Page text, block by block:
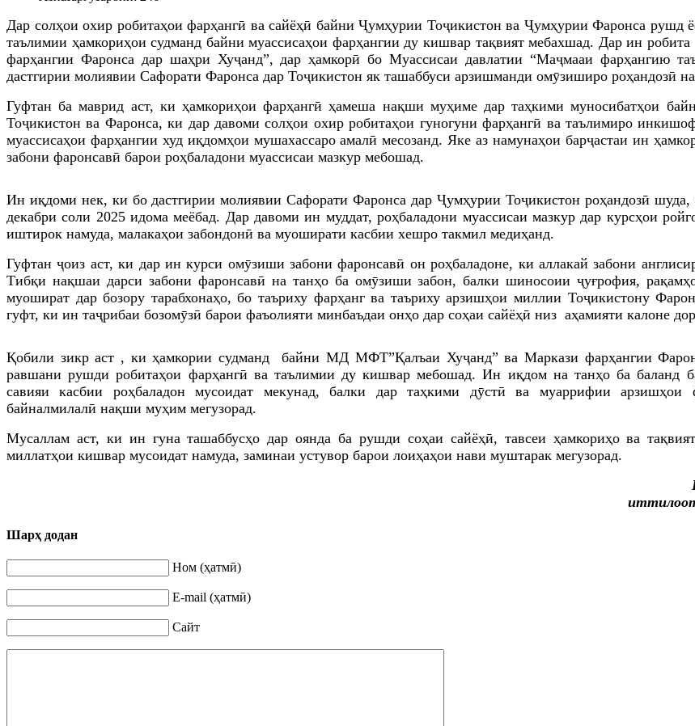
Дар солҳои охир робитаҳои фарҳангӣ ва сайёҳӣ байни Ҷумҳурии Тоҷикистон ва Ҷумҳурии Фаронса рушд
таълимии ҳамкориҳои судманд байни муассисаҳои фарҳангии ду кишвар тақвият мебахшад. Дар ин
фарҳангии Фаронса дар шаҳри Хуҷанд”, дар ҳамкорӣ бо Муассисаи давлатии “Маҷмааи фарҳангию
дастгирии молиявии Сафорати Фаронса дар Тоҷикистон як ташаббуси арзишманди омӯзиширо роҳандозӣ
Гуфтан ба маврид аст, ки ҳамкориҳои фарҳангӣ ҳамеша нақши муҳиме дар таҳкими муносибатҳои
Тоҷикистон ва Фаронса, ки дар давоми солҳои охир робитаҳои гуногуни фарҳангӣ ва таълимиро
муассисаҳои фарҳангии худ иқдомҳои мушахассаро амалӣ месозанд. Яке аз намунаҳои барҷастаи ин
забони фаронсавӣ барои роҳбаладони муассисаи мазкур мебошад.
Ин иқдоми нек, ки бо дастгирии молиявии Сафорати Фаронса дар Ҷумҳурии Тоҷикистон роҳандозӣ шуда,
декабри соли 2025 идома меёбад. Дар давоми ин муддат, роҳбаладони муассисаи мазкур дар курсҳои
иштирок намуда, малакаҳои забондонӣ ва муоширати касбии хешро такмил медиҳанд.
Гуфтан ҷоиз аст, ки дар ин курси омӯзиши забони фаронсавӣ он роҳбаладоне, ки аллакай забони
Тибқи нақшаи дарси забони фаронсавӣ на танҳо ба омӯзиши забон, балки шиносоии ҷуғрофия,
муошират дар бозору тарабхонаҳо, бо таъриху фарҳанг ва таъриху арзишҳои миллии Тоҷикистону
гуфт, ки ин таҷрибаи бозомӯзӣ барои фаъолияти минбаъдаи онҳо дар соҳаи сайёҳӣ низ аҳамияти калоне
Қобили зикр аст , ки ҳамкории судманд байни МД МФТ”Қалъаи Хуҷанд” ва Маркази фарҳангии
равшани рушди робитаҳои фарҳангӣ ва таълимии ду кишвар мебошад. Ин иқдом на танҳо ба баланд
савияи касбии роҳбаладон мусоидат мекунад, балки дар таҳкими дӯстӣ ва муаррифии арзишҳои
байналмилалӣ нақши муҳим мегузорад.
Мусаллам аст, ки ин гуна ташаббусҳо дар оянда ба рушди соҳаи сайёҳӣ, тавсеи ҳамкориҳо ва
миллатҳои кишвар мусоидат намуда, заминаи устувор барои лоиҳаҳои нави муштарак мегузорад.
Шарҳ додан
Ном (ҳатмӣ)
E-mail (ҳатмӣ)
Сайт